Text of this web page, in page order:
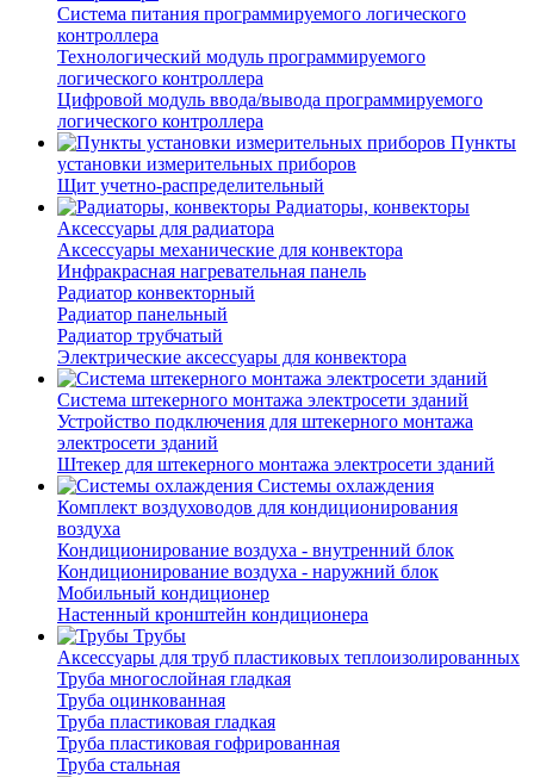
Система питания программируемого логического
контроллера
Технологический модуль программируемого
логического контроллера
Цифровой модуль ввода/вывода программируемого
логического контроллера
Пункты
установки измерительных приборов
Щит учетно-распределительный
Радиаторы, конвекторы
Аксессуары для радиатора
Аксессуары механические для конвектора
Инфракрасная нагревательная панель
Радиатор конвекторный
Радиатор панельный
Радиатор трубчатый
Электрические аксессуары для конвектора
Система штекерного монтажа электросети зданий
Устройство подключения для штекерного монтажа
электросети зданий
Штекер для штекерного монтажа электросети зданий
Системы охлаждения
Комплект воздуховодов для кондиционирования
воздуха
Кондиционирование воздуха - внутренний блок
Кондиционирование воздуха - наружний блок
Мобильный кондиционер
Настенный кронштейн кондиционера
Трубы
Аксессуары для труб пластиковых теплоизолированных
Труба многослойная гладкая
Труба оцинкованная
Труба пластиковая гладкая
Труба пластиковая гофрированная
Труба стальная